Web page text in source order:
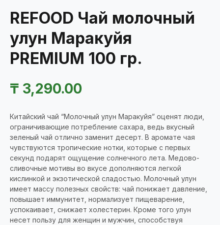
REFOOD Чай молочный
улун Маракуйя
PREMIUM 100 гр.
₸ 3,290.00
Китайский чай “Молочный улун Маракуйя” оценят люди,
ограничивающие потребление сахара, ведь вкусный
зеленый чай отлично заменит десерт. В аромате чая
чувствуются тропические нотки, которые с первых
секунд подарят ощущение солнечного лета. Медово-
сливочные мотивы во вкусе дополняются легкой
кислинкой и экзотической сладостью. Молочный улун
имеет массу полезных свойств: чай понижает давление,
повышает иммунитет, нормализует пищеварение,
успокаивает, снижает холестерин. Кроме того улун
несет пользу для женщин и мужчин, способствуя